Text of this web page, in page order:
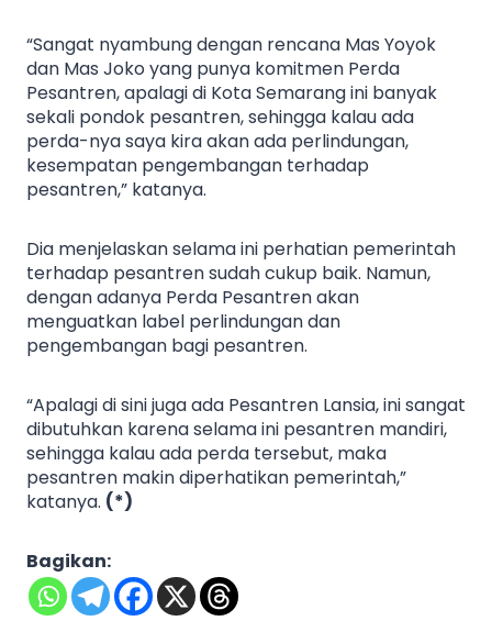
“Sangat nyambung dengan rencana Mas Yoyok
dan Mas Joko yang punya komitmen Perda
Pesantren, apalagi di Kota Semarang ini banyak
sekali pondok pesantren, sehingga kalau ada
perda-nya saya kira akan ada perlindungan,
kesempatan pengembangan terhadap
pesantren,” katanya.
Dia menjelaskan selama ini perhatian pemerintah
terhadap pesantren sudah cukup baik. Namun,
dengan adanya Perda Pesantren akan
menguatkan label perlindungan dan
pengembangan bagi pesantren.
“Apalagi di sini juga ada Pesantren Lansia, ini sangat
dibutuhkan karena selama ini pesantren mandiri,
sehingga kalau ada perda tersebut, maka
pesantren makin diperhatikan pemerintah,”
katanya. (*)
Bagikan: